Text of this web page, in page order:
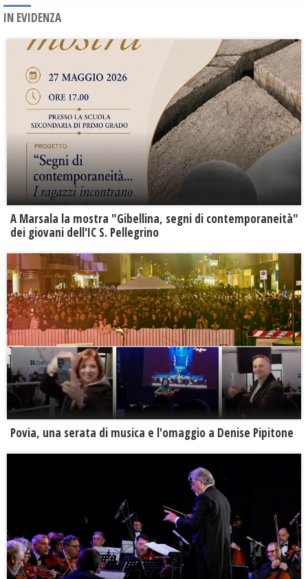
IN EVIDENZA
A Marsala la mostra "Gibellina, segni di contemporaneità"
dei giovani dell'IC S. Pellegrino
Povia, una serata di musica e l'omaggio a Denise Pipitone